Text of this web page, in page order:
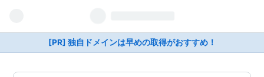
[PR] 独自ドメインは早めの取得がおすすめ！